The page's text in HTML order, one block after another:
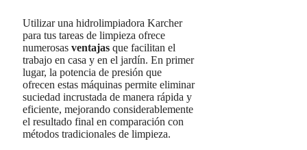
Utilizar una hidrolimpiadora Karcher
para tus tareas de limpieza ofrece
numerosas ventajas que facilitan el
trabajo en casa y en el jardín. En primer
lugar, la potencia de presión que
ofrecen estas máquinas permite eliminar
suciedad incrustada de manera rápida y
eficiente, mejorando considerablemente
el resultado final en comparación con
métodos tradicionales de limpieza.